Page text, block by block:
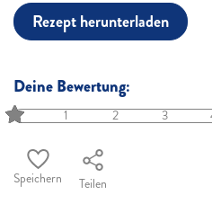
Rezept herunterladen
Deine Bewertung:
1 2 3
Speichern Teilen